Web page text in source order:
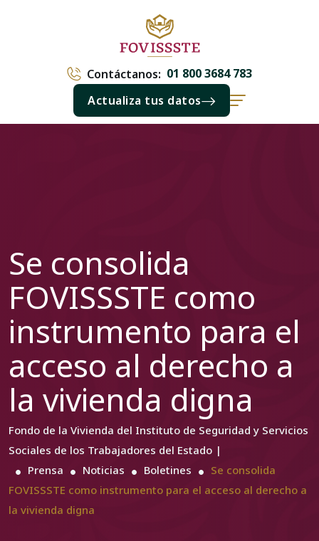
Contáctanos: 01 800 3684 783
Actualiza tus datos
Se consolida
FOVISSSTE como
instrumento para el
acceso al derecho a
la vivienda digna
Fondo de la Vivienda del Instituto de Seguridad y Servicios
Sociales de los Trabajadores del Estado |
Prensa
Noticias Boletines
Se consolida
FOVISSSTE como instrumento para el acceso al derecho a
la vivienda digna